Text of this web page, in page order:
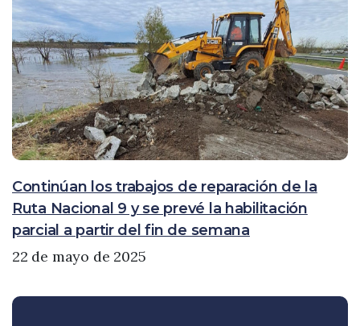
Continúan los trabajos de reparación de la
Ruta Nacional 9 y se prevé la habilitación
parcial a partir del fin de semana
22 de mayo de 2025